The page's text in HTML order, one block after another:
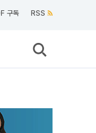
구독 RSS